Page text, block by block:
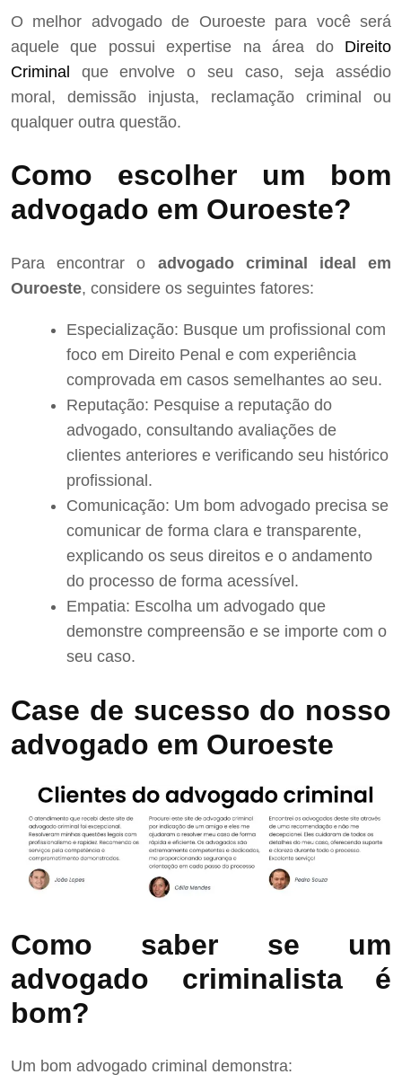
O melhor advogado de Ouroeste para você será
aquele que possui expertise na área do Direito
Criminal que envolve o seu caso, seja assédio
moral, demissão injusta, reclamação criminal ou
qualquer outra questão.
Como escolher um bom
advogado em Ouroeste?
Para encontrar o advogado criminal ideal em
Ouroeste, considere os seguintes fatores:
Especialização: Busque um profissional com
foco em Direito Penal e com experiência
comprovada em casos semelhantes ao seu.
Reputação: Pesquise a reputação do
advogado, consultando avaliações de
clientes anteriores e verificando seu histórico
profissional.
Comunicação: Um bom advogado precisa se
comunicar de forma clara e transparente,
explicando os seus direitos e o andamento
do processo de forma acessível.
Empatia: Escolha um advogado que
demonstre compreensão e se importe com o
seu caso.
Case de sucesso do nosso
advogado em Ouroeste
Como saber se um
advogado criminalista é
bom?
Um bom advogado criminal demonstra: